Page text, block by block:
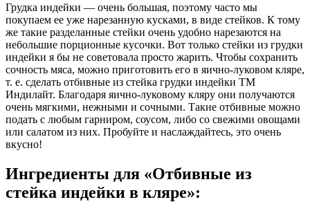
Грудка индейки — очень большая, поэтому часто мы
покупаем ее уже нарезанную кусками, в виде стейков. К тому
же такие разделанные стейки очень удобно нарезаются на
небольшие порционные кусочки. Вот только стейки из грудки
индейки я бы не советовала просто жарить. Чтобы сохранить
сочность мяса, можно приготовить его в яично-луковом кляре,
т. е. сделать отбивные из стейка грудки индейки ТМ
Индилайт. Благодаря яично-луковому кляру они получаются
очень мягкими, нежными и сочными. Такие отбивные можно
подать с любым гарниром, соусом, либо со свежими овощами
или салатом из них. Пробуйте и наслаждайтесь, это очень
вкусно!
Ингредиенты для «Отбивные из
стейка индейки в кляре»: